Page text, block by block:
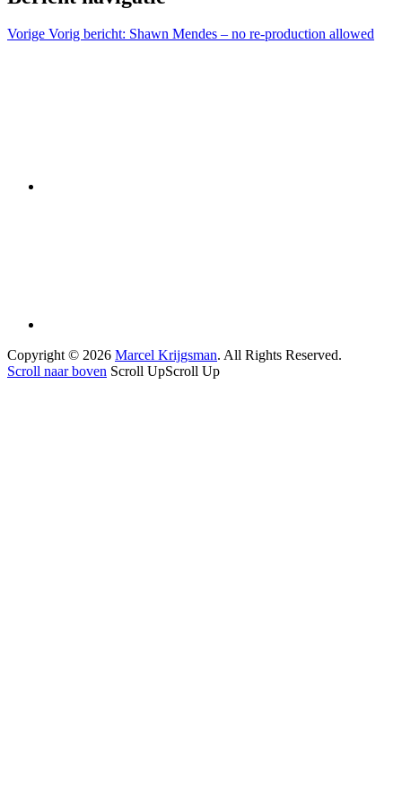
Vorige Vorig bericht: Shawn Mendes – no re-production allowed
Copyright © 2026 Marcel Krijgsman. All Rights Reserved.
Scroll naar boven Scroll UpScroll Up